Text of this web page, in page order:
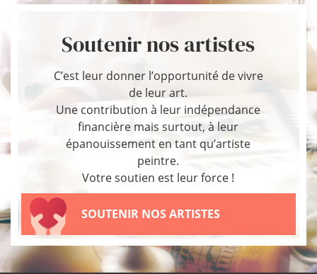
Soutenir nos artistes
C’est leur donner l’opportunité de vivre
de leur art.
Une contribution à leur indépendance
financière mais surtout, à leur
épanouissement en tant qu’artiste
peintre.
Votre soutien est leur force !
SOUTENIR NOS ARTISTES